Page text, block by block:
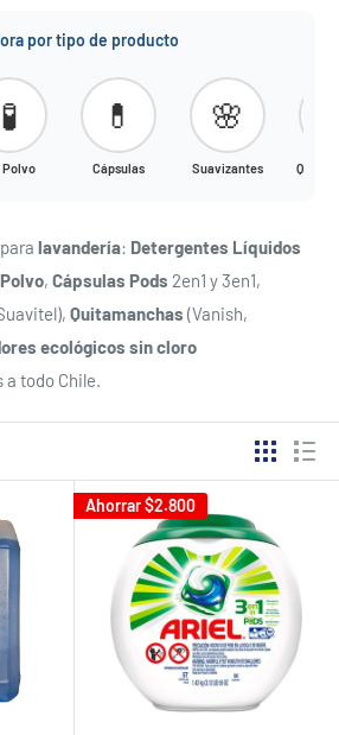
por tipo de producto
🧪
Polvo
💊
Cápsulas
🌸
Suavizantes
lavandería: Detergentes Líquidos
, Cápsulas Pods 2en1 y 3en1,
Quitamanchas (Vanish,
ecológicos sin cloro
a todo Chile.
Ahorrar$2.800